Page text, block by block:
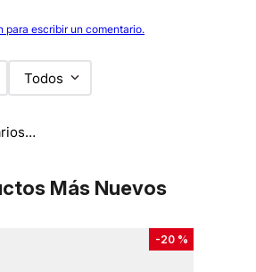
para escribir un comentario.
Todos
Más Nuevos
-20 %